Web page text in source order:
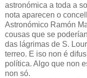
astronómica a toda a
nota aparecen o
Astronómico Ramón
cousas que se
das lágrimas de S.
terreo. E iso non é
política. Algo que non
non só.